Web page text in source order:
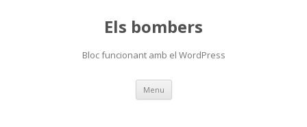
Els bombers
Bloc funcionant amb el WordPress
Menu Skip
content